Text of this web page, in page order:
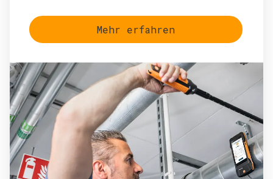
Mehr erfahren